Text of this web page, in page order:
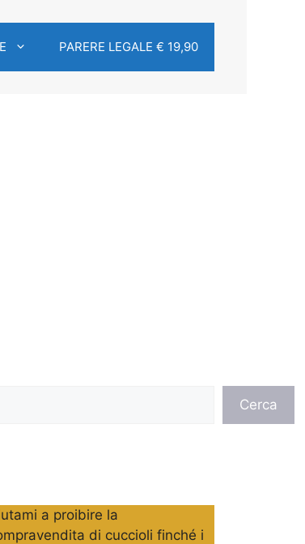
PARERE LEGALE € 19,90
Cerca
a proibire la
di cuccioli finché i